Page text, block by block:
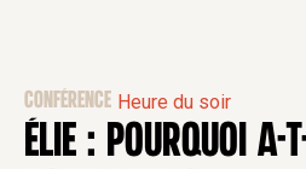
CONFÉRENCE Heure du soir
ÉLIE : POURQUOI A-